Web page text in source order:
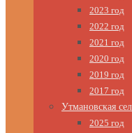
2023 год
2022 год
2021 год
2020 год
2019 год
2017 год
Утмановская
2025 год